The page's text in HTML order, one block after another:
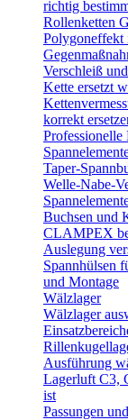
richtig
Rollenketten
Polygoneffekt
Verschleiß
Kette ersetzt
korrekt
Taper-
Welle-Nabe-
Buchsen und
CLAMPEX
Auslegung
Spannhülsen
und Montage
Wälzlager
Wälzlager
Ausführung
Lagerluft C3,
ist
Passungen